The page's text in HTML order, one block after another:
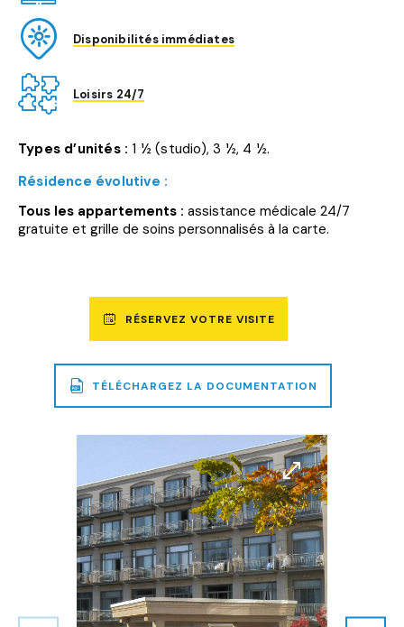
Disponibilités immédiates
Loisirs 24/7
Types d’unités : 1 ½ (studio), 3 ½, 4 ½.
Résidence évolutive :
Tous les appartements : assistance médicale 24/7
gratuite et grille de soins personnalisés à la carte.
RÉSERVEZ VOTRE VISITE
TÉLÉCHARGEZ LA DOCUMENTATION
UN
FICHIER
DE
MO
SERA
TÉLÉCHARGÉ
Agrandir Agrandir
l'image